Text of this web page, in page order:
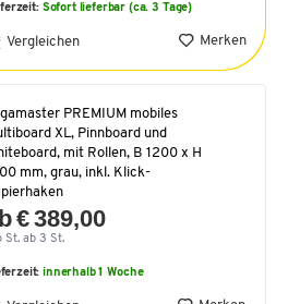
Sofort lieferbar (ca. 3 Tage)
Vergleichen Merken
PREMIUM mobiles
XL, Pinnboard und
mit Rollen, B 1200 x H
mm, grau, inkl. Klick-
€ 389,00
St. ab 3 St.
innerhalb 1 Woche